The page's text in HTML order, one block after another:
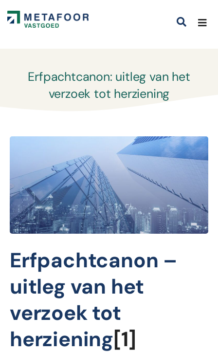
Erfpachtcanon: uitleg van het
verzoek tot herziening
Erfpachtcanon –
uitleg van het
verzoek tot
herziening[1]